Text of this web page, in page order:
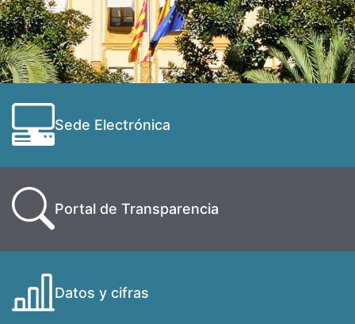
Sede Electrónica
Portal de Transparencia
Datos y cifras